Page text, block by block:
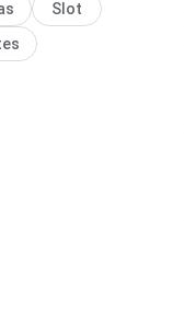
se vale
Slot